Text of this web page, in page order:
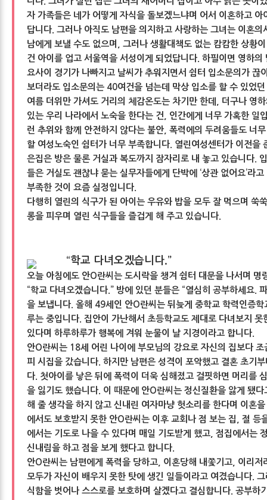
자 가족들은 네가 어떻게 자식을 돌보겠느냐며 어서 이혼하고 아
답니다. 그러나 아직도 남편을 의지하고 사랑하는 그녀는 이혼
남에게 보낼 수도 없으며, 그러나 생활대책도 없는 캄캄한 상황
건 아이를 업고 서울역을 서성이게 되었답니다. 하필이면 영하의
요사이 경기가 나빠지고 날씨가 추워지면서 쉼터 입소문의가 끊
보더라도 입소문의는 40여건을 넘는데 막상 입소를 할 수 있었
여름 더위만 가셔도 거리의 체감온도는 차기만 한데, 더구나 영
있는 우리 나라에서 노숙을 한다는 건, 인간에게 너무 가혹한 일
런 추위와 함께 안전하지 않다는 불안, 폭력에의 두려움들도 너
할 여성노숙인 쉼터가 너무 부족합니다. 열린여성센터가 이전을
은집은 방은 물론 거실과 복도까지 잠자리로 내 놓고 있습니다.
들은 거실도 괜찮냐 묻는 실무자들에게 단박에 ‘상관 없어요’라
부족한 것이 요즘 실정입니다.
다행히 열린의 식구가 된 아이는 우유와 밥을 모두 잘 먹으며 쑥
롱을 피우며 열린 식구들을 즐겁게 해 주고 있습니다.
“학교 다녀오겠습니다.”
오늘 아침에도 안O란씨는 도시락을 챙겨 쉼터 대문을 나서며 명
“학교 다녀오겠습니다.” 방에 있던 분들은 “열심히 공부하세요.
을 보냅니다. 올해 49세인 안O란씨는 뒤늦게 중학교 학력인증
루는 중입니다. 집안이 가난해서 초등학교도 제대로 다녀보지 못
있다며 하루하루가 행복에 겨워 눈물이 날 지경이라고 합니다.
안O란씨는 18세 어린 나이에 부모님의 강요로 자신의 집보다
피 시집을 갔습니다. 하지만 남편은 성격이 포악했고 결혼 초기
다. 첫아이를 낳은 뒤에 폭력이 더욱 심해졌고 걸핏하면 머리를
을 잃기도 했습니다. 이 때문에 안O란씨는 정신질환을 앓게 됐
해 줄 생각을 하지 않고 신내린 여자마냥 헛소리를 한다며 이혼
에서도 보호받지 못한 안O란씨는 이후 교회나 점 보는 집, 절 등
에서는 기도로 나을 수 있다며 매일 기도받게 했고, 점집에서는
신내림을 하고 점을 보게 했다고 합니다.
안O란씨는 남편에게 폭력을 당하고, 이혼당해 내쫓기고, 이리저
모두가 자신이 배우지 못한 탓에 생긴 일들이라고 여겼습니다.
식함을 벗어나 스스로를 보호하며 살겠다고 결심합니다. 공부하